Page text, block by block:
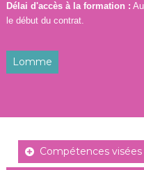
Délai d'accès à la formation :
le début du contrat.
Lomme
Compétences